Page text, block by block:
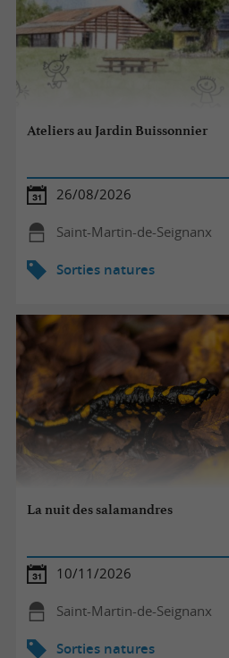
Ateliers au Jardin Buissonnier
26/08/2026
Saint-Martin-de-Seignanx
Sorties natures
La nuit des salamandres
10/11/2026
Saint-Martin-de-Seignanx
Sorties natures